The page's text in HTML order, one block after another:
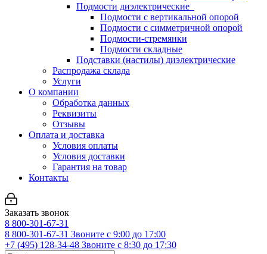
Подмости диэлектрические
Подмости с вертикальной опорой
Подмости с симметричной опорой
Подмости-стремянки
Подмости складные
Подставки (настилы) диэлектрические
Распродажа склада
Услуги
О компании
Обработка данных
Реквизиты
Отзывы
Оплата и доставка
Условия оплаты
Условия доставки
Гарантия на товар
Контакты
Заказать звонок
8 800-301-67-31
8 800-301-67-31 Звоните с 9:00 до 17:00
+7 (495) 128-34-48 Звоните с 8:30 до 17:30